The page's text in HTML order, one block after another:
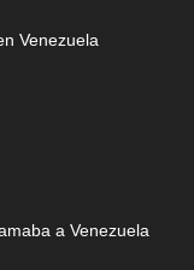
Venezuela
a Venezuela